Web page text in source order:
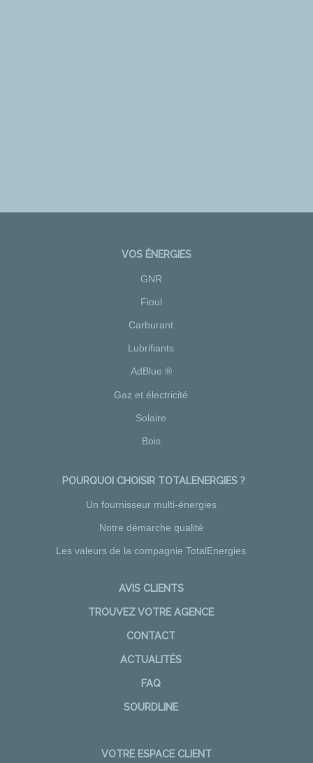
VOS ÉNERGIES
GNR
Fioul
Carburant
Lubrifiants
AdBlue ®
Gaz et électricité
Solaire
Bois
POURQUOI CHOISIR TOTALENERGIES ?
Un fournisseur multi-énergies
Notre démarche qualité
Les valeurs de la compagnie TotalEnergies
AVIS CLIENTS
TROUVEZ VOTRE AGENCE
CONTACT
ACTUALITÉS
FAQ
SOURDLINE
VOTRE ESPACE CLIENT